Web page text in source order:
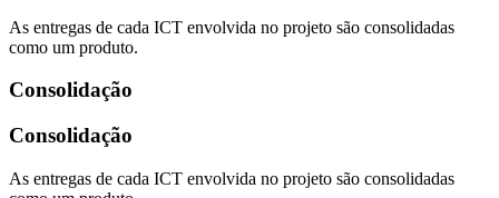
As entregas de cada ICT envolvida no projeto são consolidadas
como um produto.
Consolidação
Consolidação
As entregas de cada ICT envolvida no projeto são consolidadas